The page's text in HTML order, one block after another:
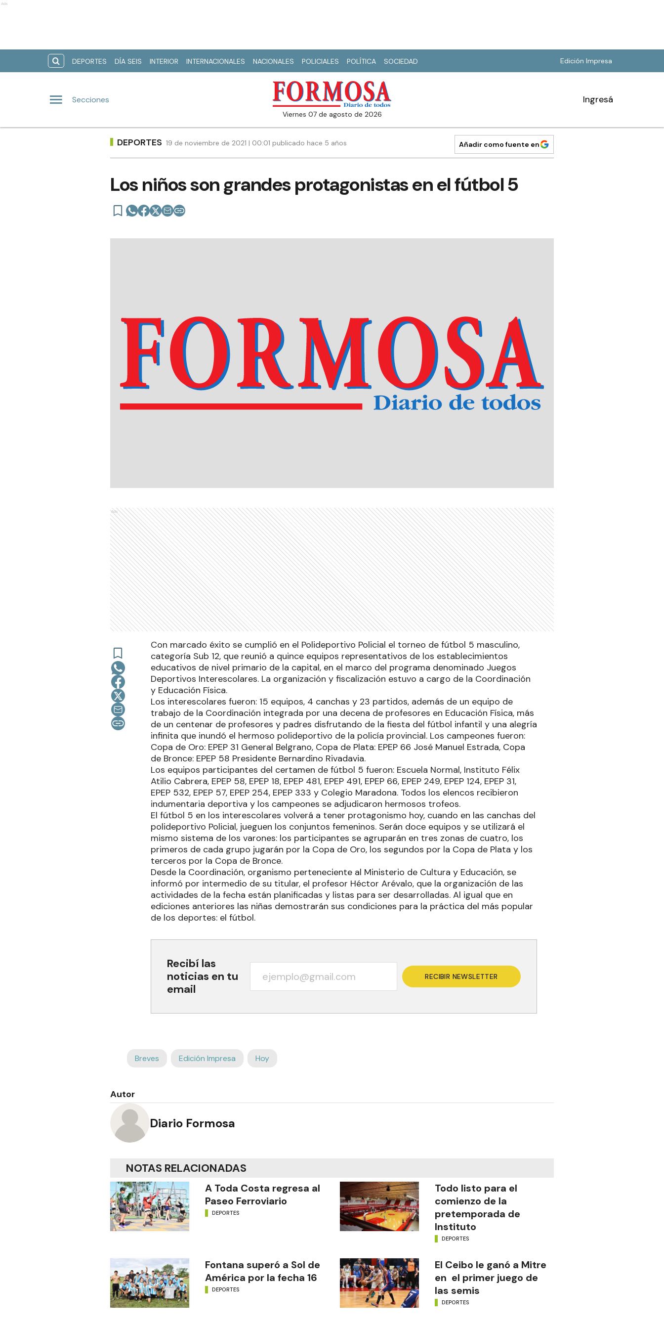
Ads
DEPORTES DÍA SEIS INTERIOR INTERNACIONALES NACIONALES POLICIALES POLÍTICA SOCIEDAD Edición Impresa
Secciones
viernes 07 de agosto de 2026
Ingresá
DEPORTES 19 de noviembre de 2021 | 00:01 publicado hace 5 años Añadir como fuente en
Los niños son grandes protagonistas en el fútbol 5
Ads
Con marcado éxito se cumplió en el Polideportivo Policial el torneo de fútbol 5 masculino,
categoría Sub 12, que reunió a quince equipos representativos de los establecimientos
educativos de nivel primario de la capital, en el marco del programa denominado Juegos
Deportivos Interescolares. La organización y fiscalización estuvo a cargo de la Coordinación
y Educación Física.
Los interescolares fueron: 15 equipos, 4 canchas y 23 partidos, además de un equipo de
trabajo de la Coordinación integrada por una decena de profesores en Educación Física, más
de un centenar de profesores y padres disfrutando de la fiesta del fútbol infantil y una alegría
infinita que inundó el hermoso polideportivo de la policía provincial. Los campeones fueron:
Copa de Oro: EPEP 31 General Belgrano, Copa de Plata: EPEP 66 José Manuel Estrada, Copa
de Bronce: EPEP 58 Presidente Bernardino Rivadavia.
Los equipos participantes del certamen de fútbol 5 fueron: Escuela Normal, Instituto Félix
Atilio Cabrera, EPEP 58, EPEP 18, EPEP 481, EPEP 491, EPEP 66, EPEP 249, EPEP 124, EPEP 31,
EPEP 532, EPEP 57, EPEP 254, EPEP 333 y Colegio Maradona. Todos los elencos recibieron
indumentaria deportiva y los campeones se adjudicaron hermosos trofeos.
El fútbol 5 en los interescolares volverá a tener protagonismo hoy, cuando en las canchas del
polideportivo Policial, jueguen los conjuntos femeninos. Serán doce equipos y se utilizará el
mismo sistema de los varones: los participantes se agruparán en tres zonas de cuatro, los
primeros de cada grupo jugarán por la Copa de Oro, los segundos por la Copa de Plata y los
terceros por la Copa de Bronce.
Desde la Coordinación, organismo perteneciente al Ministerio de Cultura y Educación, se
informó por intermedio de su titular, el profesor Héctor Arévalo, que la organización de las
actividades de la fecha están planificadas y listas para ser desarrolladas. Al igual que en
ediciones anteriores las niñas demostrarán sus condiciones para la práctica del más popular
de los deportes: el fútbol.
Recibí las
noticias en tu
email
RECIBIR NEWSLETTER
Breves Edición Impresa Hoy
Autor
Diario Formosa
NOTAS RELACIONADAS
A Toda Costa regresa al
Paseo Ferroviario
DEPORTES
Todo listo para el
comienzo de la
pretemporada de
Instituto
DEPORTES
Fontana superó a Sol de
América por la fecha 16
DEPORTES
El Ceibo le ganó a Mitre
en el primer juego de
las semis
DEPORTES